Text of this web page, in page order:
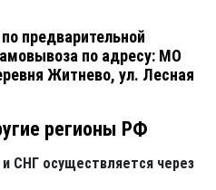
предварительной
по адресу: МО
Житнево, ул. Лесная
регионы РФ
СНГ осуществляется через